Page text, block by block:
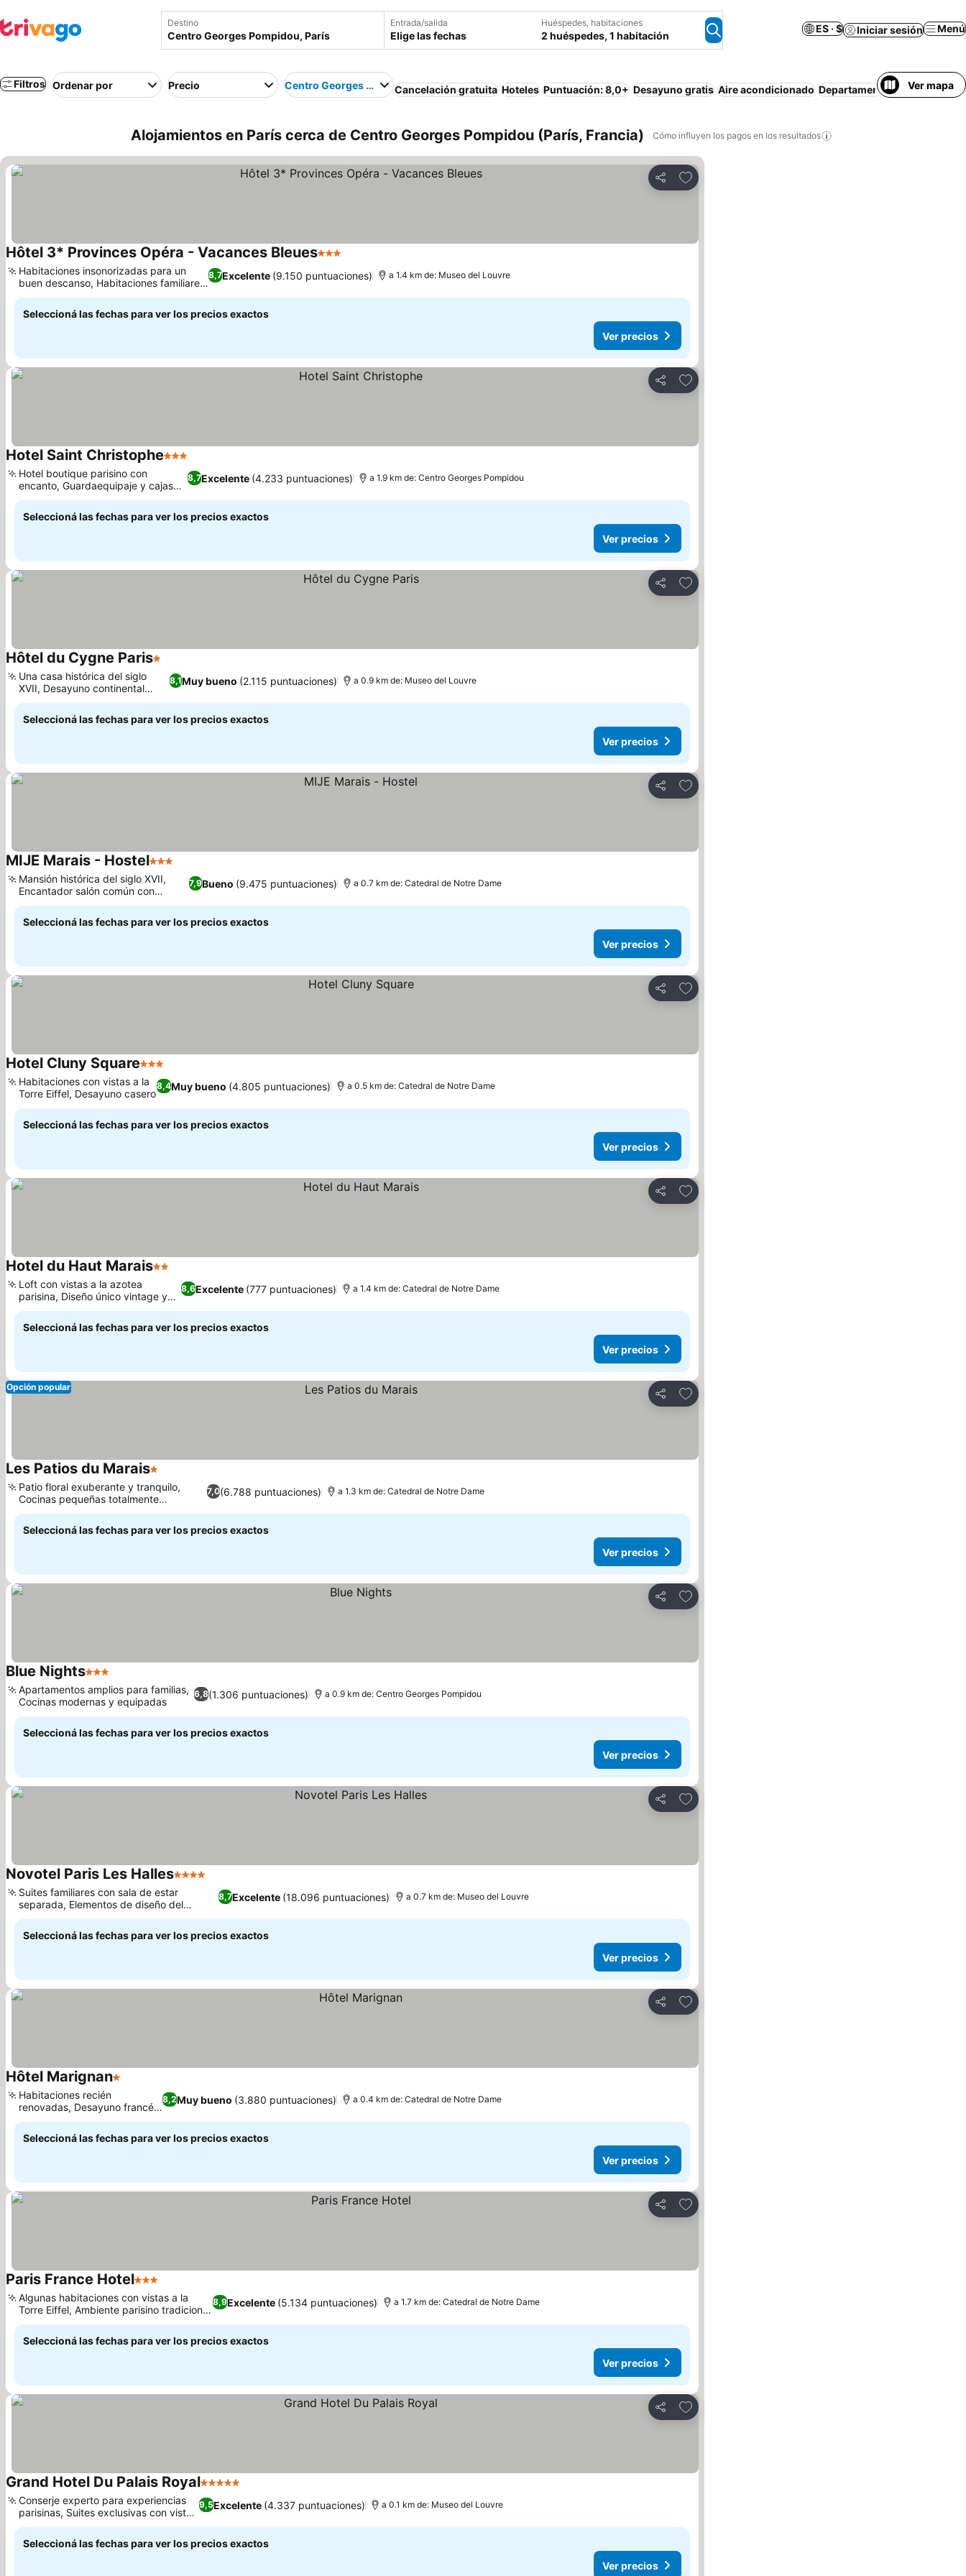
Destino Entrada/salida
Elige las fechas
Huéspedes, habitaciones
2 huéspedes, 1 habitación
ES · $ Iniciar sesión Menú
Filtros Ordenar por Precio Centro Georges PompidouCancelación gratuita Hoteles Puntuación: 8,0+ Desayuno gratis Aire acondicionado Departamento equipado
Ver mapa
Alojamientos en París cerca de Centro Georges Pompidou (París, Francia) Cómo influyen los pagos en los resultados
Compartir
Añadir a favoritos
Hôtel 3* Provinces Opéra - Vacances Bleues3 Estrellas
8,7Excelente (9.150 puntuaciones)
Habitaciones insonorizadas para un
buen descanso, Habitaciones familiares
muy amplias
a 1.4 km de: Museo del Louvre
Seleccioná las fechas para ver los precios exactos
Ver precios
Compartir
Añadir a favoritos
Hotel Saint Christophe3 Estrellas
8,7Excelente (4.233 puntuaciones)
Hotel boutique parisino con
encanto, Guardaequipaje y cajas
de seguridad
a 1.9 km de: Centro Georges Pompidou
Seleccioná las fechas para ver los precios exactos
Ver precios
Compartir
Añadir a favoritos
Hôtel du Cygne Paris1 Estrellas
8,1Muy bueno (2.115 puntuaciones)
Una casa histórica del siglo
XVII, Desayuno continental
cada día
a 0.9 km de: Museo del Louvre
Seleccioná las fechas para ver los precios exactos
Ver precios
Compartir
Añadir a favoritos
MIJE Marais - Hostel3 Estrellas
7,9Bueno (9.475 puntuaciones)
Mansión histórica del siglo XVII,
Encantador salón común con
biblioteca.
a 0.7 km de: Catedral de Notre Dame
Seleccioná las fechas para ver los precios exactos
Ver precios
Compartir
Añadir a favoritos
Hotel Cluny Square3 Estrellas
8,4Muy bueno (4.805 puntuaciones)
Habitaciones con vistas a la
Torre Eiffel, Desayuno casero
a 0.5 km de: Catedral de Notre Dame
Seleccioná las fechas para ver los precios exactos
Ver precios
Compartir
Añadir a favoritos
Hotel du Haut Marais2 Estrellas
8,6Excelente (777 puntuaciones)
Loft con vistas a la azotea
parisina, Diseño único vintage y
moderno.
a 1.4 km de: Catedral de Notre Dame
Seleccioná las fechas para ver los precios exactos
Ver precios
Compartir
Añadir a favoritos
Opción popular
Les Patios du Marais1 Estrellas
7,0(6.788 puntuaciones)
Patio floral exuberante y tranquilo,
Cocinas pequeñas totalmente
equipadas
a 1.3 km de: Catedral de Notre Dame
Seleccioná las fechas para ver los precios exactos
Ver precios
Compartir
Añadir a favoritos
Blue Nights3 Estrellas
6,8(1.306 puntuaciones)
Apartamentos amplios para familias,
Cocinas modernas y equipadas
a 0.9 km de: Centro Georges Pompidou
Seleccioná las fechas para ver los precios exactos
Ver precios
Compartir
Añadir a favoritos
Novotel Paris Les Halles4 Estrellas
8,7Excelente (18.096 puntuaciones)
Suites familiares con sala de estar
separada, Elementos de diseño del
histórico barrio de Les Halles
a 0.7 km de: Museo del Louvre
Seleccioná las fechas para ver los precios exactos
Ver precios
Compartir
Añadir a favoritos
Hôtel Marignan1 Estrellas
8,2Muy bueno (3.880 puntuaciones)
Habitaciones recién
renovadas, Desayuno francés
tradicional
a 0.4 km de: Catedral de Notre Dame
Seleccioná las fechas para ver los precios exactos
Ver precios
Compartir
Añadir a favoritos
Paris France Hotel3 Estrellas
8,9Excelente (5.134 puntuaciones)
Algunas habitaciones con vistas a la
Torre Eiffel, Ambiente parisino tradicional
y con encanto
a 1.7 km de: Catedral de Notre Dame
Seleccioná las fechas para ver los precios exactos
Ver precios
Compartir
Añadir a favoritos
Grand Hotel Du Palais Royal5 Estrellas
9,5Excelente (4.337 puntuaciones)
Conserje experto para experiencias
parisinas, Suites exclusivas con vistas
icónicas
a 0.1 km de: Museo del Louvre
Seleccioná las fechas para ver los precios exactos
Ver precios